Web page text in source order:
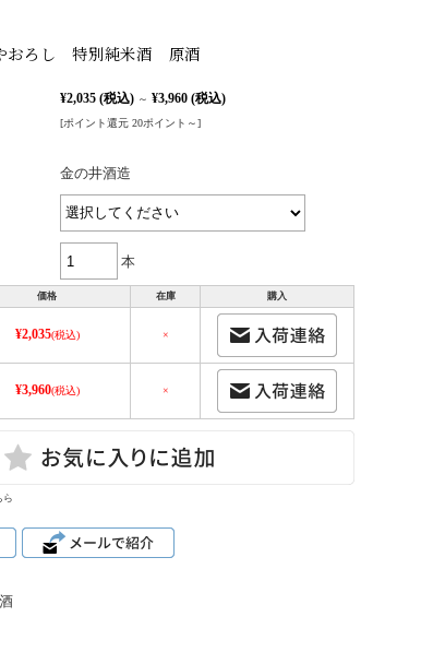
おろし 特別純米酒 原酒
¥2,035 (税込) ～ ¥3,960 (税込)
[ポイント還元 20ポイント～]
金の井酒造
本
価格 在庫 購入
¥2,035(税込) ×
¥3,960(税込) ×
ら